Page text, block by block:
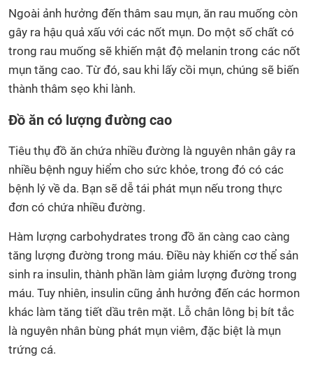
Ngoài ảnh hưởng đến thâm sau mụn, ăn rau muống còn
gây ra hậu quả xấu với các nốt mụn. Do một số chất có
trong rau muống sẽ khiến mật độ melanin trong các nốt
mụn tăng cao. Từ đó, sau khi lấy cồi mụn, chúng sẽ biến
thành thâm sẹo khi lành.
Đồ ăn có lượng đường cao
Tiêu thụ đồ ăn chứa nhiều đường là nguyên nhân gây ra
nhiều bệnh nguy hiểm cho sức khỏe, trong đó có các
bệnh lý về da. Bạn sẽ dễ tái phát mụn nếu trong thực
đơn có chứa nhiều đường.
Hàm lượng carbohydrates trong đồ ăn càng cao càng
tăng lượng đường trong máu. Điều này khiến cơ thể sản
sinh ra insulin, thành phần làm giảm lượng đường trong
máu. Tuy nhiên, insulin cũng ảnh hưởng đến các hormon
khác làm tăng tiết dầu trên mặt. Lỗ chân lông bị bít tắc
là nguyên nhân bùng phát mụn viêm, đặc biệt là mụn
trứng cá.